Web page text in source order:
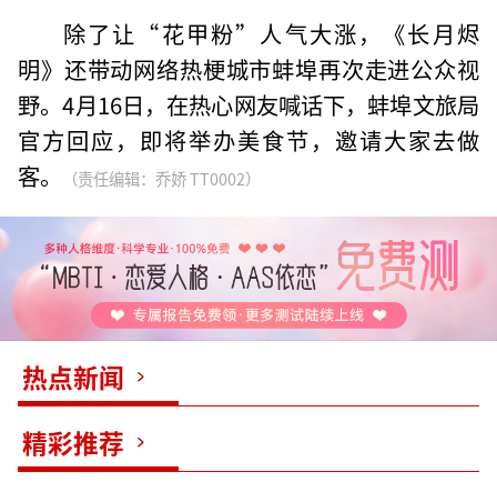
除了让“花甲粉”人气大涨，《长月烬
明》还带动网络热梗城市蚌埠再次走进公众视
野。4月16日，在热心网友喊话下，蚌埠文旅局
官方回应，即将举办美食节，邀请大家去做
客。
（责任编辑：乔娇 TT0002）
热点新闻
精彩推荐